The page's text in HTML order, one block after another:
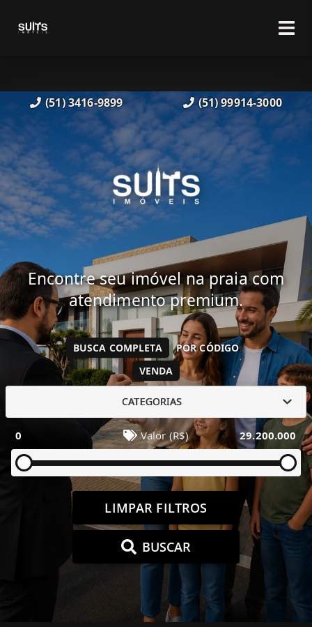
(51) 3416-9899 (51) 99914-3000
Encontre seu imóvel na praia com
atendimento premium.
VENDA
BUSCA COMPLETA POR CÓDIGO
CATEGORIAS
0 Valor (R$) 29.200.000
LIMPAR FILTROS
BUSCAR